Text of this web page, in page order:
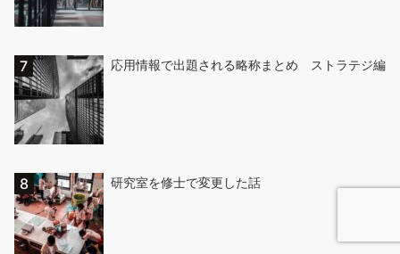
応用情報で出題される略称まとめ ストラテジ編
研究室を修士で変更した話